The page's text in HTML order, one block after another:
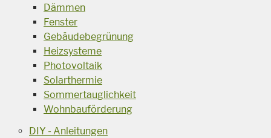
Dämmen
Fenster
Gebäudebegrünung
Heizsysteme
Photovoltaik
Solarthermie
Sommertauglichkeit
Wohnbauförderung
DIY - Anleitungen